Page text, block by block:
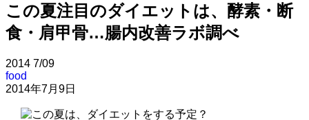
この夏注目のダイエットは、酵素・断
食・肩甲骨…腸内改善ラボ調べ
2014 7/09
food
2014年7月9日